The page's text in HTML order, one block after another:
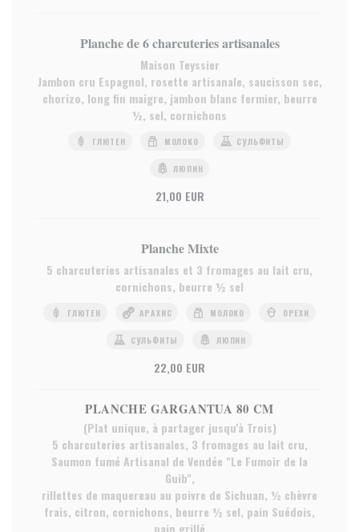
Planche de 6 charcuteries artisanales
Maison Teyssier
Jambon cru Espagnol, rosette artisanale, saucisson sec,
chorizo, long fin maigre, jambon blanc fermier, beurre
½, sel, cornichons
ГЛЮТЕН МОЛОКО СУЛЬФИТЫ
ЛЮПИН
21,00 EUR
Planche Mixte
5 charcuteries artisanales et 3 fromages au lait cru,
cornichons, beurre ½ sel
ГЛЮТЕН АРАХИС МОЛОКО ОРЕХИ
СУЛЬФИТЫ ЛЮПИН
22,00 EUR
PLANCHE GARGANTUA 80 CM
(Plat unique, à partager jusqu'à Trois)
5 charcuteries artisanales, 3 fromages au lait cru,
Saumon fumé Artisanal de Vendée "Le Fumoir de la
Guib",
rillettes de maquereau au poivre de Sichuan, ½ chèvre
frais, citron, cornichons, beurre ½ sel, pain Suédois,
pain grillé